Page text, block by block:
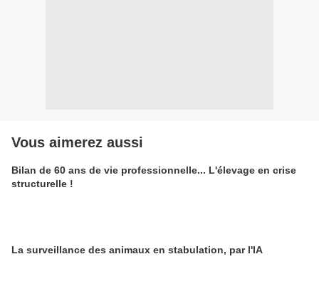
Vous aimerez aussi
Bilan de 60 ans de vie professionnelle... L'élevage en crise
structurelle !
La surveillance des animaux en stabulation, par l'IA